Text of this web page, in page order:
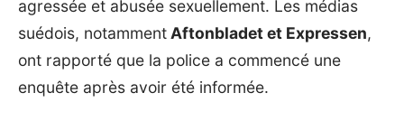
agressée et abusée sexuellement. Les médias
suédois, notamment Aftonbladet et Expressen,
ont rapporté que la police a commencé une
enquête après avoir été informée.